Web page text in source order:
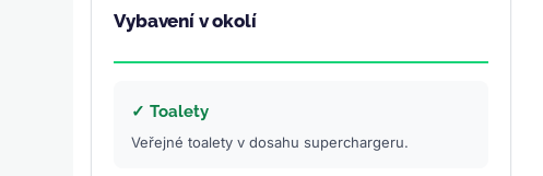
Vybavení v okolí
✓ Toalety
Veřejné toalety v dosahu superchargeru.